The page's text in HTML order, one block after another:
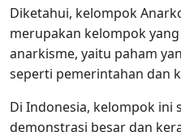
Diketahui, kelompok
merupakan kelompok
anarkisme, yaitu paham
seperti pemerintahan dan
Di Indonesia, kelompok ini
demonstrasi besar dan